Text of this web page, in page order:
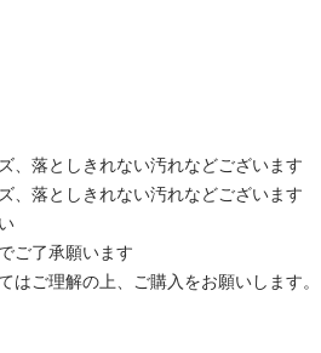
、落としきれない汚れなどございます
、落としきれない汚れなどございます
ご了承願います
ご理解の上、ご購入をお願いします。